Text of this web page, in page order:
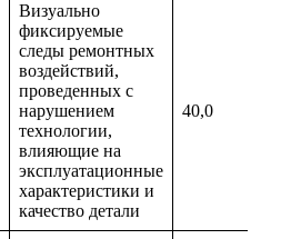
Визуально
фиксируемые
следы ремонтных
воздействий,
проведенных с
нарушением
технологии,
влияющие на
эксплуатационные
характеристики и
качество детали
40,0